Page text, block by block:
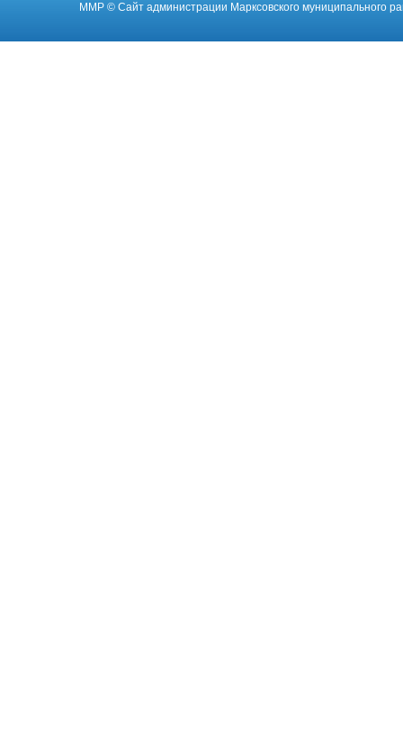
ММР © Cайт администрации Марксовского муниципального